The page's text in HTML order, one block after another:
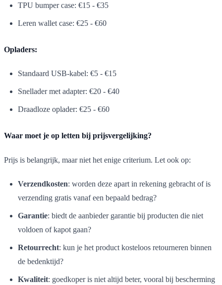
TPU bumper case: €15 - €35
Leren wallet case: €25 - €60
Opladers:
Standaard USB-kabel: €5 - €15
Snellader met adapter: €20 - €40
Draadloze oplader: €25 - €60
Waar moet je op letten bij prijsvergelijking?
Prijs is belangrijk, maar niet het enige criterium. Let ook op:
Verzendkosten: worden deze apart in rekening gebracht of is
verzending gratis vanaf een bepaald bedrag?
Garantie: biedt de aanbieder garantie bij producten die niet
voldoen of kapot gaan?
Retourrecht: kun je het product kosteloos retourneren binnen
de bedenktijd?
Kwaliteit: goedkoper is niet altijd beter, vooral bij bescherming